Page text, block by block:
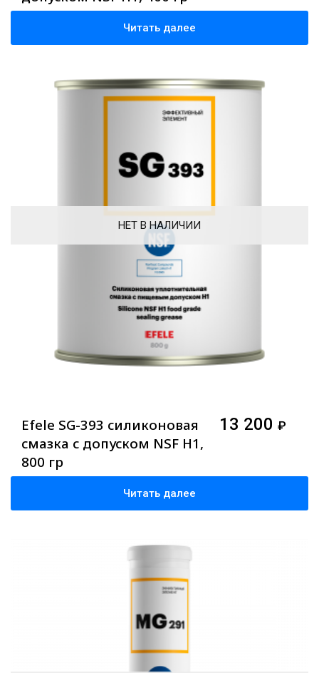
Читать далее
НЕТ В НАЛИЧИИ
Efele SG-393 силиконовая
смазка с допуском NSF H1,
800 гр
13 200 ₽
Читать далее